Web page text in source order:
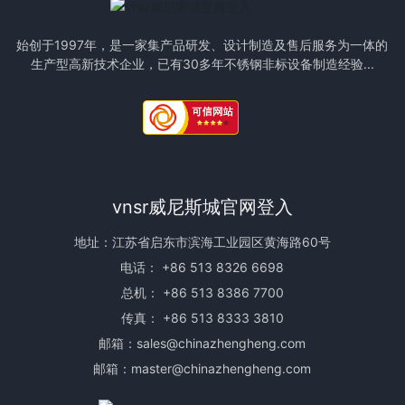
始创于1997年，是一家集产品研发、设计制造及售后服务为一体的
生产型高新技术企业，已有30多年不锈钢非标设备制造经验...
vnsr威尼斯城官网登入
地址：江苏省启东市滨海工业园区黄海路60号
电话： +86 513 8326 6698
总机： +86 513 8386 7700
传真： +86 513 8333 3810
邮箱： sales@chinazhengheng.com
邮箱： master@chinazhengheng.com